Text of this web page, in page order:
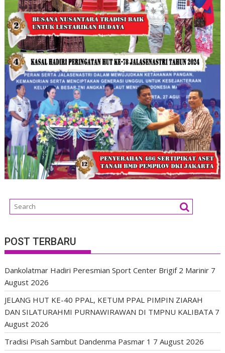
POST TERBARU
Dankolatmar Hadiri Peresmian Sport Center Brigif 2 Marinir 7
August 2026
JELANG HUT KE-40 PPAL, KETUM PPAL PIMPIN ZIARAH
DAN SILATURAHMI PURNAWIRAWAN DI TMPNU KALIBATA 7
August 2026
Tradisi Pisah Sambut Dandenma Pasmar 1 7 August 2026